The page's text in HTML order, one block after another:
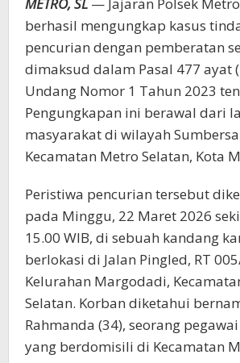
METRO, SL — Jajaran Polsek
berhasil mengungkap kasus
pencurian dengan pemberatan
dimaksud dalam Pasal 477 ayat
Undang Nomor 1 Tahun 2023
Pengungkapan ini berawal dari
masyarakat di wilayah
Kecamatan Metro Selatan, Kota
Peristiwa pencurian tersebut
pada Minggu, 22 Maret 2026
15.00 WIB, di sebuah kandang
berlokasi di Jalan Pingled, RT
Kelurahan Margodadi,
Selatan. Korban diketahui
Rahmanda (34), seorang
yang berdomisili di Kecamatan